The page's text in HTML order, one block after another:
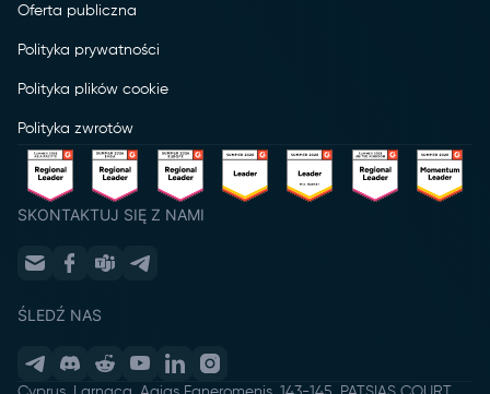
Oferta publiczna
Polityka prywatności
Polityka plików cookie
Polityka zwrotów
SKONTAKTUJ SIĘ Z NAMI
ŚLEDŹ NAS